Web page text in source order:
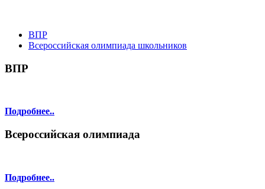
ВПР
Всероссийская олимпиада школьников
ВПР
Подробнее..
Всероссийская олимпиада
Подробнее..